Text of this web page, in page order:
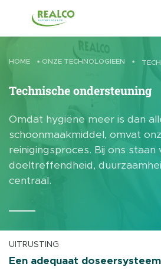
Technische ondersteuning
Omdat hygiëne meer is dan
schoonmaakmiddel, omvat
reinigingsproces. Bij ons staan
doeltreffendheid,
centraal.
HOME • ONZE TECHNOLOGIEËN •
UITRUSTING
Een adequaat doseersysteem